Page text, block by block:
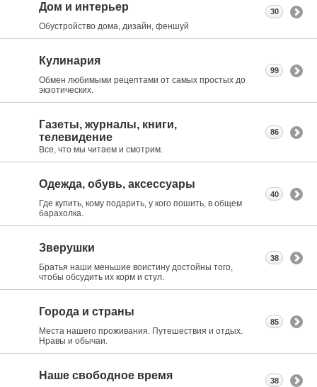
Дом и интерьер
Обустройство дома, дизайн, феншуй
30
Кулинария
Обмен любимыми рецептами от самых простых до
экзотических.
99
Газеты, журналы, книги,
телевидение
Все, что мы читаем и смотрим.
86
Одежда, обувь, аксессуары
Где купить, кому подарить, у кого пошить, в общем
барахолка.
40
Зверушки
Братья наши меньшие воистину достойны того,
чтобы обсудить их корм и стул.
38
Города и страны
Места нашего проживания. Путешествия и отдых.
Нравы и обычаи.
85
Наше свободное время 38